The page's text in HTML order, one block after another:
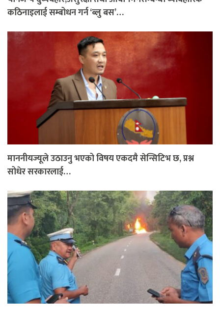
कठिनाइलाई सम्बोधन गर्न ‘ब्लु बस’…
माननीयज्यूले उठाउनु भएको विषय एकदमै सेन्सिटिभ छ, प्रश्न
सोधेर सरकारलाई…